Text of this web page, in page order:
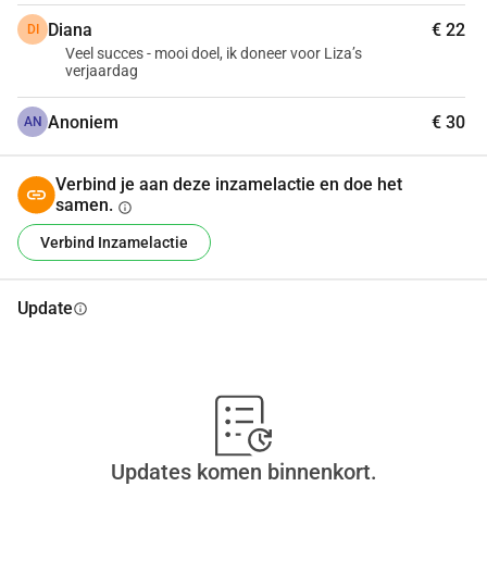
Elke bijdrage, groot of klein, maakt direct verschil.
€35 = 1 kind
€70 = 2 kinderen
Samen kunnen we ervoor zorgen dat deze kinderen warm
en veilig de winter doorkomen. Wil je bijdragen? Dat
🙏 Dank je wel.
DI Diana € 22
Veel succes - mooi doel, ik doneer voor Liza’s
verjaardag
AN Anoniem € 30
Verbind je aan deze inzamelactie en doe het
samen. info
Verbind Inzamelactie
Updateinfo
Updates komen binnenkort.